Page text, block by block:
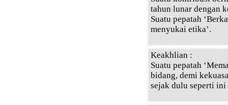
tahun lunar dengan
Suatu pepatah
menyukai etika’.
Keakhlian :
Suatu pepatah
bidang, demi
sejak dulu seperti ini